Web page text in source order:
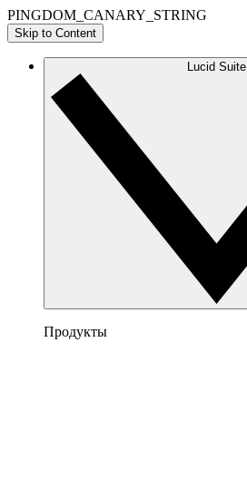
PINGDOM_CANARY_STRING
Skip to Content
Lucid Suite
Продукты